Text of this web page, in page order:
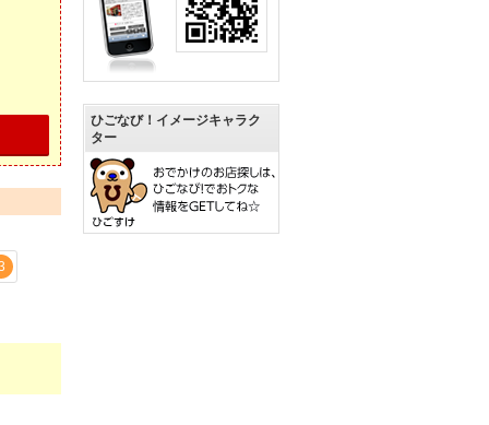
ひごなび！イメージキャラク
ター